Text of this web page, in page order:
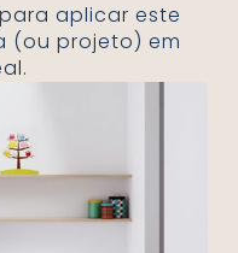
(ou projeto) em